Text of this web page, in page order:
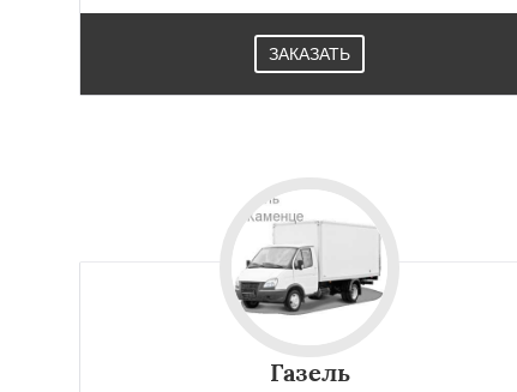
ЗАКАЗАТЬ
Газель